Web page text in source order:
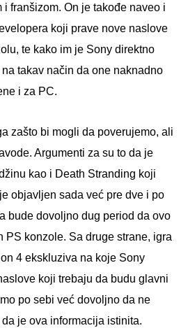
i franšizom. On je takođe naveo i
koji prave nove naslove
te kako im je Sony direktno
takav način da one naknadno
i za PC.
zašto bi mogli da poverujemo, ali
Argumenti za su to da je
kao i Death Stranding koji
objavljen sada već pre dve i po
bude dovoljno dug period da ovo
PS konzole. Sa druge strane, igra
4 ekskluziva na koje Sony
koji trebaju da budu glavni
po sebi već dovoljno da ne
je ova informacija istinita.